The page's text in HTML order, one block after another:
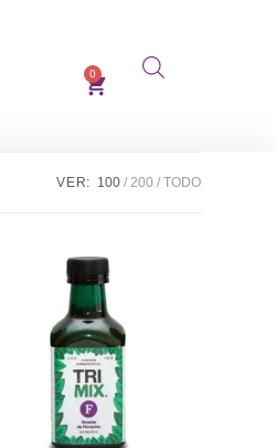
0
VER: 100 200 TODO